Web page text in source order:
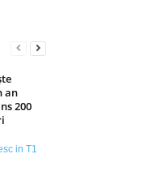
an
200